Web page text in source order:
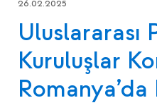
26.02.2025
Uluslararası
Kuruluşlar